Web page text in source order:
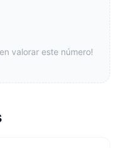
valorar este número!